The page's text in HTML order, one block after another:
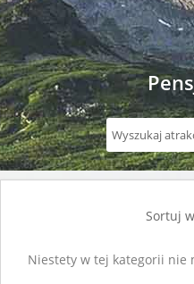
Sortuj
Niestety w tej kategorii nie